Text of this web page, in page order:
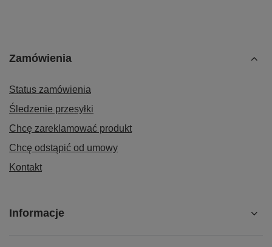
Zamówienia
Status zamówienia
Śledzenie przesyłki
Chcę zareklamować produkt
Chcę odstąpić od umowy
Kontakt
Informacje